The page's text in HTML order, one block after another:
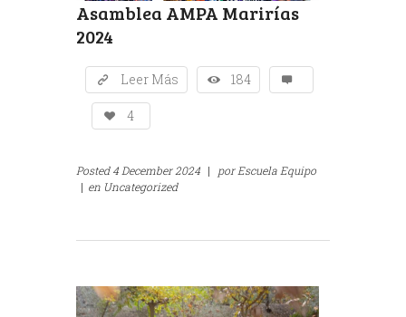
Asamblea AMPA Marirías
2024
Leer Más 184
4
Posted4 December 2024 | porEscuela Equipo
| en Uncategorized